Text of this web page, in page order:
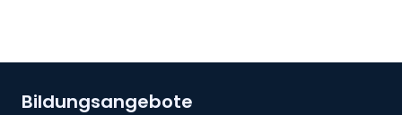
Bildungsangebote